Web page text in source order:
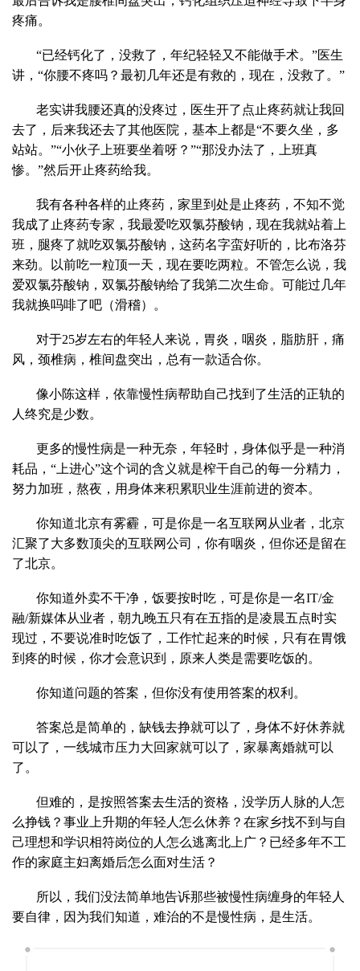
疼痛。
“已经钙化了，没救了，年纪轻轻又不能做手术。”医生
讲，“你腰不疼吗？最初几年还是有救的，现在，没救了。”
老实讲我腰还真的没疼过，医生开了点止疼药就让我回
去了，后来我还去了其他医院，基本上都是“不要久坐，多
站站。”“小伙子上班要坐着呀？”“那没办法了，上班真
惨。”然后开止疼药给我。
我有各种各样的止疼药，家里到处是止疼药，不知不觉
我成了止疼药专家，我最爱吃双氯芬酸钠，现在我就站着上
班，腿疼了就吃双氯芬酸钠，这药名字蛮好听的，比布洛芬
来劲。以前吃一粒顶一天，现在要吃两粒。不管怎么说，我
爱双氯芬酸钠，双氯芬酸钠给了我第二次生命。可能过几年
我就换吗啡了吧（滑稽）。
对于25岁左右的年轻人来说，胃炎，咽炎，脂肪肝，痛
风，颈椎病，椎间盘突出，总有一款适合你。
像小陈这样，依靠慢性病帮助自己找到了生活的正轨的
人终究是少数。
更多的慢性病是一种无奈，年轻时，身体似乎是一种消
耗品，“上进心”这个词的含义就是榨干自己的每一分精力，
努力加班，熬夜，用身体来积累职业生涯前进的资本。
你知道北京有雾霾，可是你是一名互联网从业者，北京
汇聚了大多数顶尖的互联网公司，你有咽炎，但你还是留在
了北京。
你知道外卖不干净，饭要按时吃，可是你是一名IT/金
融/新媒体从业者，朝九晚五只有在五指的是凌晨五点时实
现过，不要说准时吃饭了，工作忙起来的时候，只有在胃饿
到疼的时候，你才会意识到，原来人类是需要吃饭的。
你知道问题的答案，但你没有使用答案的权利。
答案总是简单的，缺钱去挣就可以了，身体不好休养就
可以了，一线城市压力大回家就可以了，家暴离婚就可以
了。
但难的，是按照答案去生活的资格，没学历人脉的人怎
么挣钱？事业上升期的年轻人怎么休养？在家乡找不到与自
己理想和学识相符岗位的人怎么逃离北上广？已经多年不工
作的家庭主妇离婚后怎么面对生活？
所以，我们没法简单地告诉那些被慢性病缠身的年轻人
要自律，因为我们知道，难治的不是慢性病，是生活。